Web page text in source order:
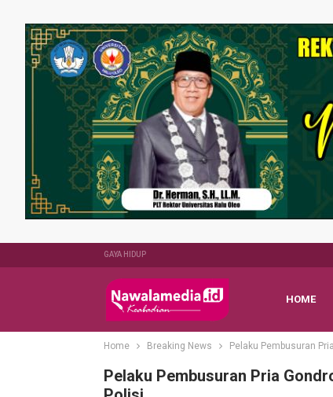
GAYA HIDUP
HOME
Home Breaking News Pelaku Pembusuran
Pelaku Pembusuran Pria